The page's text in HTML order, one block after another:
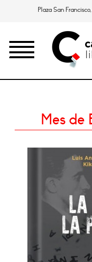
Plaza San
Mes de